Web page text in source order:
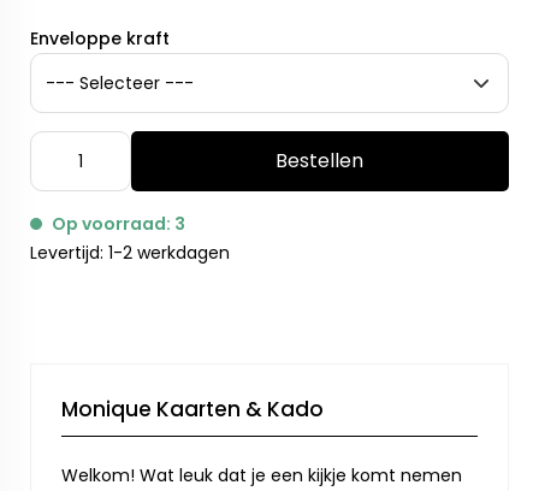
Enveloppe kraft
Bestellen
Op voorraad: 3
Levertijd: 1-2 werkdagen
Monique Kaarten & Kado
Welkom! Wat leuk dat je een kijkje komt nemen